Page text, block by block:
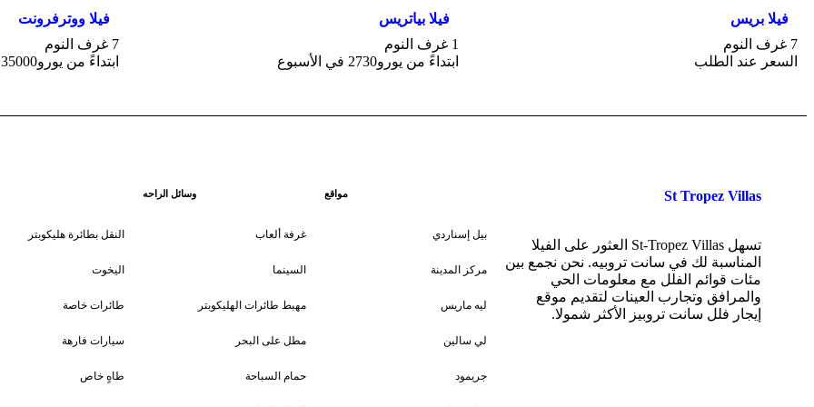
فيلا بريس
7 غرف النوم
السعر عند الطلب
فيلا بياتريس
1 غرف النوم
ابتداءً من يورو2730 في الأسبوع
فيلا ووترفرونت
7 غرف النوم
ابتداءً من يورو35000 في الأسبوع
St Tropez Villas
تسهل St-Tropez Villas العثور على الفيلا
المناسبة لك في سانت تروبيه. نحن نجمع بين
مئات قوائم الفلل مع معلومات الحي
والمرافق وتجارب العينات لتقديم موقع
إيجار فلل سانت تروبيز الأكثر شمولا.
مواقع
بيل إسناردي
مركز المدينة
ليه ماريس
لي سالين
جريمود
وسائل الراحه
غرفة ألعاب
السينما
مهبط طائرات الهليكوبتر
مطل على البحر
حمام السباحة
النقل بطائرة هليكوبتر
اليخوت
طائرات خاصة
سيارات فارهة
طاهٍ خاص